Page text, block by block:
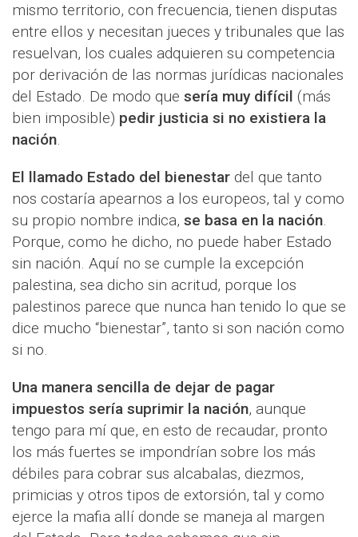
mismo territorio, con frecuencia, tienen disputas
entre ellos y necesitan jueces y tribunales que las
resuelvan, los cuales adquieren su competencia
por derivación de las normas jurídicas nacionales
del Estado. De modo que sería muy difícil (más
bien imposible) pedir justicia si no existiera la
nación.
El llamado Estado del bienestar del que tanto
nos costaría apearnos a los europeos, tal y como
su propio nombre indica, se basa en la nación.
Porque, como he dicho, no puede haber Estado
sin nación. Aquí no se cumple la excepción
palestina, sea dicho sin acritud, porque los
palestinos parece que nunca han tenido lo que se
dice mucho “bienestar”, tanto si son nación como
si no.
Una manera sencilla de dejar de pagar
impuestos sería suprimir la nación, aunque
tengo para mí que, en esto de recaudar, pronto
los más fuertes se impondrían sobre los más
débiles para cobrar sus alcabalas, diezmos,
primicias y otros tipos de extorsión, tal y como
ejerce la mafia allí donde se maneja al margen